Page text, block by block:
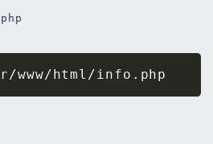
www/html/info.php